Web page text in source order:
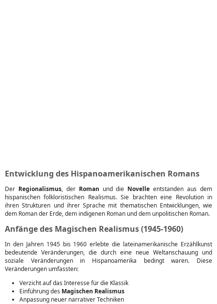
Entwicklung des Hispanoamerikanischen Romans
Der Regionalismus, der Roman und die Novelle entstanden aus dem
hispanischen folkloristischen Realismus. Sie brachten eine Revolution in
ihren Strukturen und ihrer Sprache mit thematischen Entwicklungen, wie
dem Roman der Erde, dem indigenen Roman und dem unpolitischen Roman.
Anfänge des Magischen Realismus (1945-1960)
In den Jahren 1945 bis 1960 erlebte die lateinamerikanische Erzählkunst
bedeutende Veränderungen, die durch eine neue Weltanschauung und
soziale Veränderungen in Hispanoamerika bedingt waren. Diese
Veränderungen umfassten:
Verzicht auf das Interesse für die Klassik
Einführung des Magischen Realismus
Anpassung neuer narrativer Techniken